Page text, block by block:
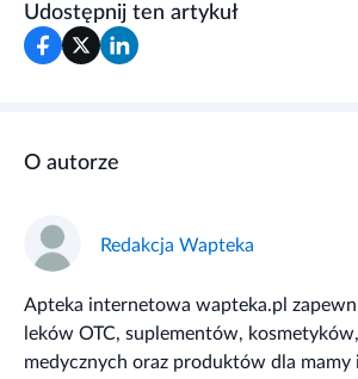
Udostępnij ten artykuł
O autorze
Redakcja Wapteka
Apteka internetowa wapteka.pl
leków OTC, suplementów,
medycznych oraz produktów dla mamy